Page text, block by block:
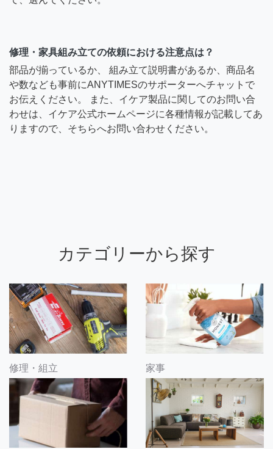
修理・家具組み立ての依頼における注意点は？
部品が揃っているか、 組み立て説明書があるか、商品名
や数なども事前にANYTIMESのサポーターへチャットで
お伝えください。 また、イケア製品に関してのお問い合
わせは、イケア公式ホームページに各種情報が記載してあ
りますので、そちらへお問い合わせください。
カテゴリーから探す
修理・組立 家事